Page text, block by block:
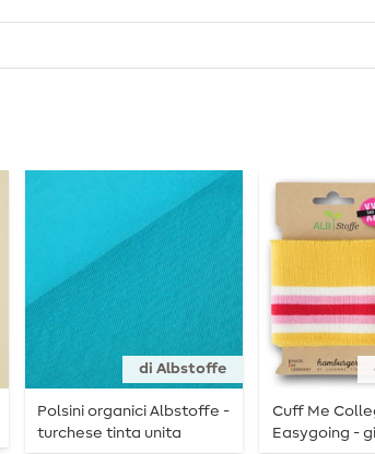
di Albstoffe
Polsini organici Albstoffe -
turchese tinta unita
Cuff Me
Easygoing -